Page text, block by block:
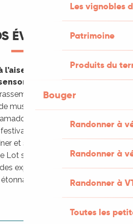
Les vignobles
Patrimoine
Produits du
Bouger
Randonner à
Randonner à
Randonner à
Toutes les
ÉVÈNEMENTS
l’aise en vous invitant à des
étonnantes !
de montgolfières
musique sacrée dans le site
pour écouter un opéra
de Saint-Céré ou encore
et s’amuser pendant Lot of
Lot sait vous mettre à l’aise en
expériences sensorielles
étonnantes !